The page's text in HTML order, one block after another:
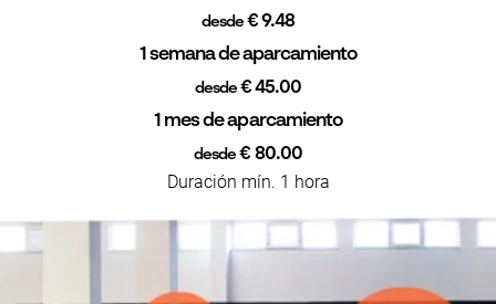
desde€ 9.48
1 semana de aparcamiento
desde€ 45.00
1 mes de aparcamiento
desde € 80.00
Duración mín. 1 hora